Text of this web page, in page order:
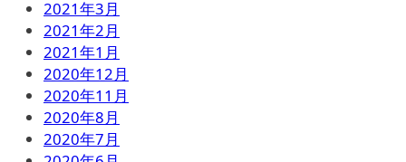
2021年3月
2021年2月
2021年1月
2020年12月
2020年11月
2020年8月
2020年7月